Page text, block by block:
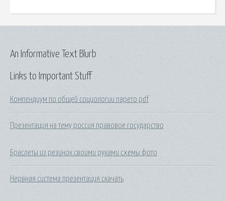
Links to Important Stuff
Компендиум по общей социологии парето pdf
Презентация на тему россия правовое государство
Браслеты из резинок своими руками схемы фото
Нервная система презентация скачать
An Informative Text Blurb